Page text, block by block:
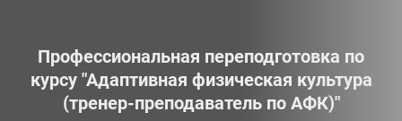
Профессиональная переподготовка по
курсу "Адаптивная физическая культура
(тренер-преподаватель по АФК)"